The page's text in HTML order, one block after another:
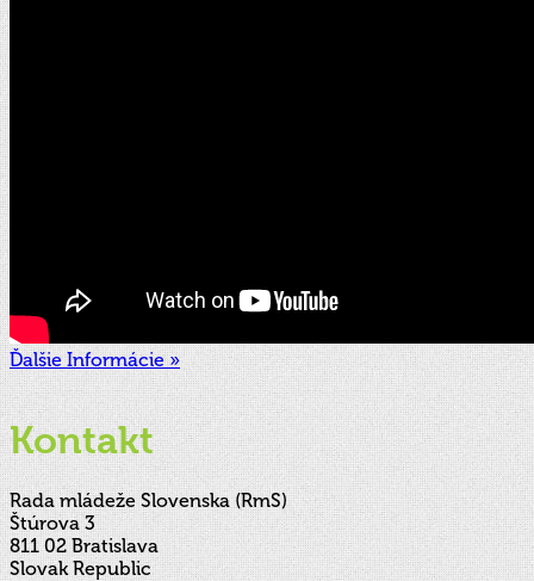
Ďalšie Informácie »
Kontakt
Rada mládeže Slovenska (RmS)
Štúrova 3
811 02 Bratislava
Slovak Republic